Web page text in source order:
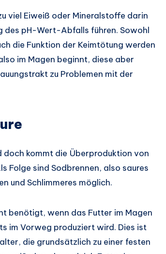
viel Eiweiß oder Mineralstoffe darin
des pH-Wert-Abfalls führen. Sowohl
die Funktion der Keimtötung werden
im Magen beginnt, diese aber
zu Problemen mit der
doch kommt die Überproduktion von
Folge sind Sodbrennen, also saures
und Schlimmeres möglich.
benötigt, wenn das Futter im Magen
im Vorweg produziert wird. Dies ist
die grundsätzlich zu einer festen